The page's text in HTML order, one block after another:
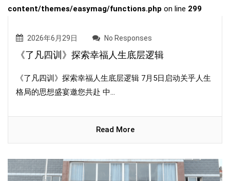
content/themes/easymag/functions.php on line 299
2026年6月29日 No Responses
《了凡四训》探索幸福人生底层逻辑
《了凡四训》探索幸福人生底层逻辑 7月5日启动关乎人生
格局的思想盛宴邀您共赴 中...
Read More